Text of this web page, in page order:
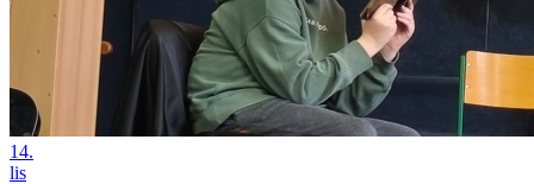
14.
lis